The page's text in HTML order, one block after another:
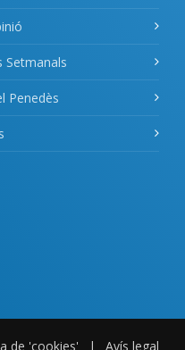
Setmanals
Penedès
de 'cookies' | Avís legal